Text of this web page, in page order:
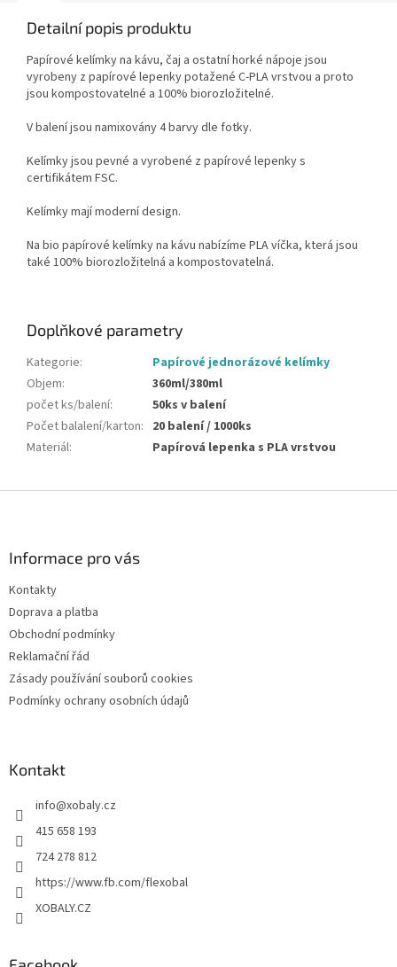
Detailní popis produktu
Papírové kelímky na kávu, čaj a ostatní horké nápoje jsou
vyrobeny z papírové lepenky potažené C-PLA vrstvou a proto
jsou kompostovatelné a 100% biorozložitelné.
V balení jsou namixovány 4 barvy dle fotky.
Kelímky jsou pevné a vyrobené z papírové lepenky s
certifikátem FSC.
Kelímky mají moderní design.
Na bio papírové kelímky na kávu nabízíme PLA víčka, která jsou
také 100% biorozložitelná a kompostovatelná.
Doplňkové parametry
Kategorie:
Papírové jednorázové kelímky
Objem:
360ml/380ml
počet ks/balení:
50ks v balení
Počet balalení/karton: 20 balení / 1000ks
Materiál: Papírová lepenka s PLA vrstvou
Informace pro vás
Kontakty
Doprava a platba
Obchodní podmínky
Reklamační řád
Zásady používání souborů cookies
Podmínky ochrany osobních údajů
Kontakt
info@xobaly.cz
415 658 193
724 278 812
https://www.fb.com/flexobal
XOBALY.CZ